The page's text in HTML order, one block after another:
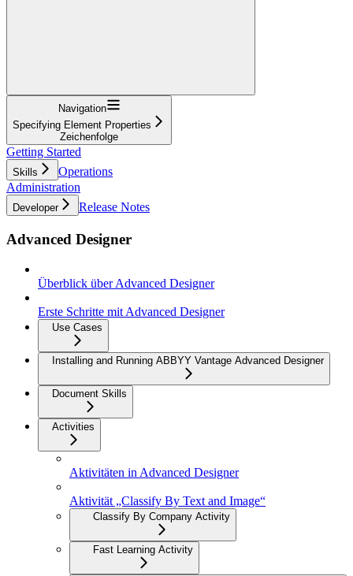
Navigation
Specifying Element Properties
Zeichenfolge
Getting Started
Skills
Operations
Administration
Developer Release Notes
Advanced Designer
Überblick über Advanced Designer
Erste Schritte mit Advanced Designer
Use Cases
Installing and Running ABBYY Vantage Advanced Designer
Document Skills
Activities
Aktivitäten in Advanced Designer
Aktivität „Classify By Text and Image“
Classify By Company Activity
Fast Learning Activity